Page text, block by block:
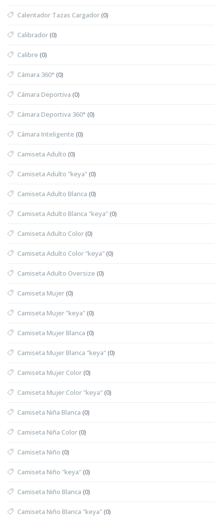
Calentador Tazas Cargador(0)
Calibrador(0)
Calibre (0)
Cámara 360° (0)
Cámara Deportiva (0)
Cámara Deportiva 360° (0)
Cámara Inteligente (0)
Camiseta Adulto (0)
Camiseta Adulto "keya"(0)
Camiseta Adulto Blanca (0)
Camiseta Adulto Blanca "keya"(0)
Camiseta Adulto Color(0)
Camiseta Adulto Color "keya"(0)
Camiseta Adulto Oversize (0)
Camiseta Mujer(0)
Camiseta Mujer "keya"(0)
Camiseta Mujer Blanca (0)
Camiseta Mujer Blanca "keya"(0)
Camiseta Mujer Color(0)
Camiseta Mujer Color "keya"(0)
Camiseta Niña Blanca (0)
Camiseta Niña Color(0)
Camiseta Niño (0)
Camiseta Niño "keya"(0)
Camiseta Niño Blanca (0)
Camiseta Niño Blanca "keya"(0)